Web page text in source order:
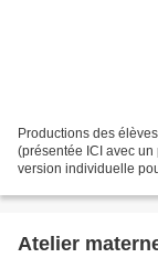
Productions des
(présentée ICI avec
version individuelle
Atelier